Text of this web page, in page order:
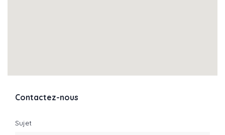
Contactez-nous
Sujet